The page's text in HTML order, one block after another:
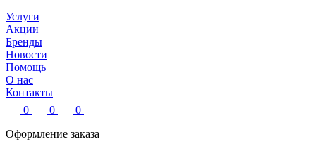
Услуги
Акции
Бренды
Новости
Помощь
О нас
Контакты
0
0
0
Оформление заказа